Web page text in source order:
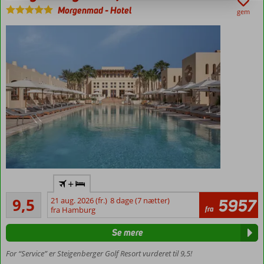
Morgenmad-Hotel gem
Mulighed
halvpension
Smuk
beliggenhed
strand
9,5Enestående
26
anmeldelser
+
21 aug. 2026 (fr.) 8 dage (7 nætter)
fra Hamburg
fra 5957
For “Service” er Steigenberger Golf Resort vurderet til 9,5!
Se mere